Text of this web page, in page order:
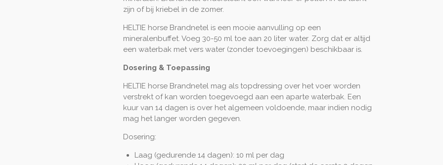
zijn of bij kriebel in de zomer.
HELTIE horse Brandnetel is een mooie aanvulling op een
mineralenbuffet. Voeg 30-50 ml toe aan 20 liter water. Zorg dat er altijd
een waterbak met vers water (zonder toevoegingen) beschikbaar is.
Dosering & Toepassing
HELTIE horse Brandnetel mag als topdressing over het voer worden
verstrekt of kan worden toegevoegd aan een aparte waterbak. Een
kuur van 14 dagen is over het algemeen voldoende, maar indien nodig
mag het langer worden gegeven.
Dosering:
Laag (gedurende 14 dagen): 10 ml per dag